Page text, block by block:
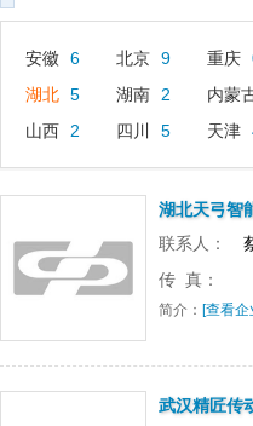
安徽 6 北京 9 重庆
湖北 5 湖南 2 内蒙
山西
2 四川 5 天津
湖北天弓智
联系人：
传 真：
简介： [查看企
武汉精匠传